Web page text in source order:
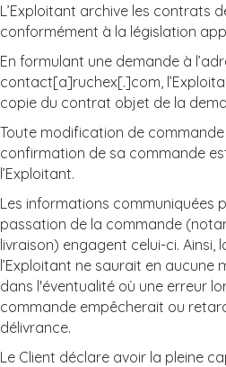
L’Exploitant archive les contrats
conformément à la législation
En formulant une demande à
contact[a]ruchex[.]com,
copie du contrat objet de la
Toute modification de
confirmation de sa commande
l’Exploitant.
Les informations communiquées
passation de la commande
livraison) engagent celui-ci. Ainsi,
l’Exploitant ne saurait en aucune
dans l'éventualité où une erreur
commande empêcherait ou
délivrance.
Le Client déclare avoir la pleine